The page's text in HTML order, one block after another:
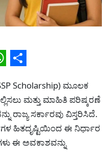
Share
Scholarship) ಮೂಲಕ
ಮತ್ತು ಮಾಹಿತಿ ಪರಿಷ್ಕರಣೆ
ರಾಜ್ಯ ಸರ್ಕಾರವು ವಿಸ್ತರಿಸಿದೆ.
ಹಿತದೃಷ್ಟಿಯಿಂದ ಈ ನಿರ್ಧಾರ
ಈ ಅವಕಾಶವನ್ನು